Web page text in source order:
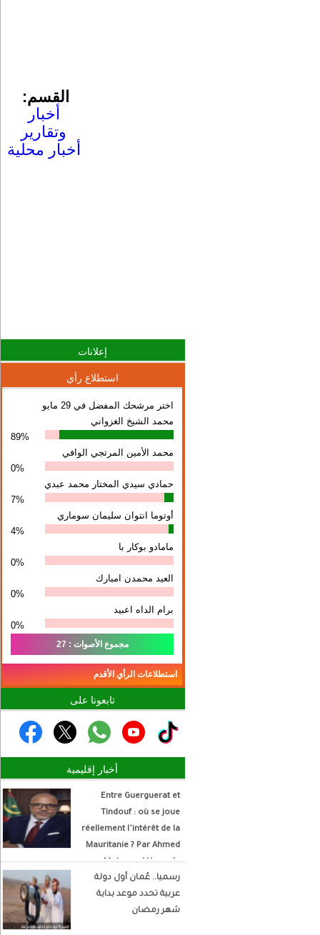
القسم:
أخبار
وتقارير
أخبار محلية
إعلانات
استطلاع رأي
اختر مرشحك المفضل في 29 مايو
محمد الشيخ الغزواني
89%
محمد الأمين المرتجي الوافي
0%
حمادي سيدي المختار محمد عبدي
7%
أوتوما انتوان سلیمان سوماري
4%
مامادو بوكار با
0%
العيد محمدن امبارك
0%
برام الداه اعبيد
0%
مجموع الأصوات : 27
استطلاعات الرأي الأقدم
تابعونا على
أخبار إقليمية
Entre Guerguerat et
Tindouf : où se joue
réellement l’intérêt de la
Mauritanie ? Par Ahmed
Mohamed Hamada
Écrivain et analyste
politique
رسميا.. عُمان أول دولة
عربية تحدد موعد بداية
شهر رمضان